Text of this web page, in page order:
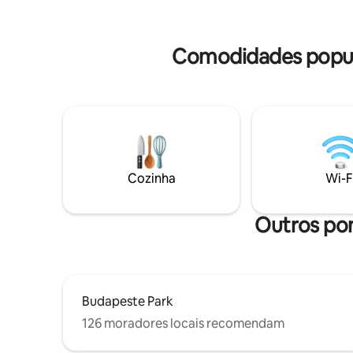
aconchegante na cidade.
café,
Comodidades
Cozinha Wi-
Outros
Budapeste Park
126 moradores locais recomendam